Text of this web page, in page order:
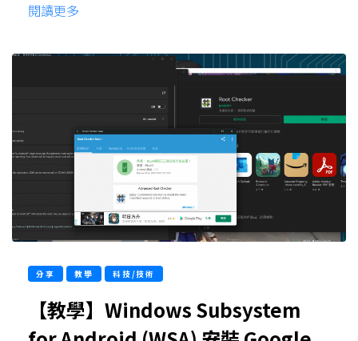
閱讀更多
分享 教學 科技/技術
【教學】Windows Subsystem